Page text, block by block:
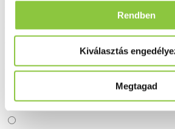
Rendben
Kiválasztás
Megtagad
Ingyenes szállítás 18 000 Ft felett
Valós gyógyszertári háttér
Folyamatos akciók
Ezek is érdekelhetik Önt